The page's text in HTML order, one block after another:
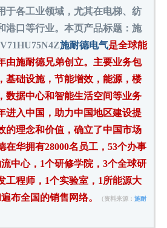
于各工业领域，尤其在电梯、纺
港口等行业。本页产品标题：施
施耐德电气是全球能
由施耐德兄弟创立。主要业务包
基础设施，节能增效，能源，楼
数据中心和智能生活空间等业务
进入中国，助力中国地区建设提
的理念和价值，确立了中国市场
在华拥有28000名员工，53个办事
中心，1个研修学院，3个全球研
工程师，1个实验室，1所能源大
布全国的销售网络。
（资料来源：施耐